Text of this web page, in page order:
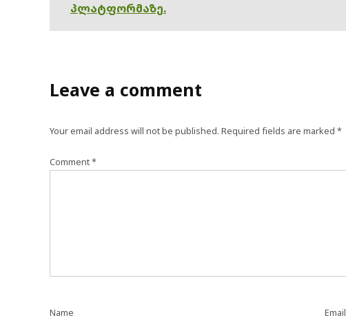
პლატფორმაზე.
Leave a comment
Your email address will not be published. Required fields are marked *
Comment*
Name Email